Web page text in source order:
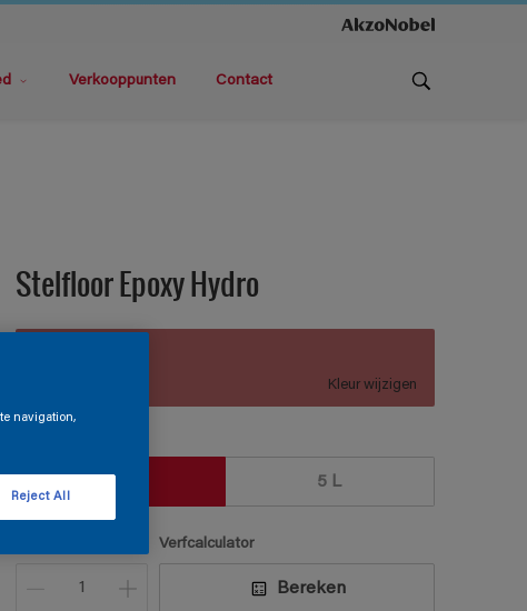
Verkooppunten Contact
Stelfloor Epoxy Hydro
Kleur wijzigen
1 L 5 L
Verfcalculator
Bereken
navigation,
Reject All